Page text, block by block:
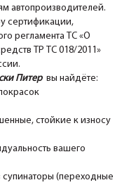
автопроизводителей.
сертификации,
регламента ТС «О
ТР ТС 018/2011»
Питер вы найдёте:
стойкие к износу
вашего
(переходные